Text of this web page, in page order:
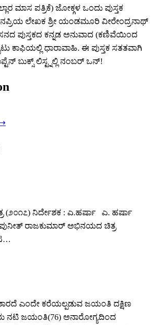
ಮಾಸ ಪತ್ರಿಕೆ) ಜೋಕ್ಗಳ ಒಂದು ಪುಸ್ತಕ
ಲೇಖಕ ಶ್ರೀ ಯಂಡಮೂರಿ ವೀರೇಂದ್ರನಾಥ್
ಪುಸ್ತಕದ ಕನ್ನಡ ಅನುವಾದ (ಕಣಿವೆಯಿಂದ
ಕಾಫಿಯಲ್ಲಿ ಧಾರಾವಾಹಿ. ಈ ಪುಸ್ತಕ ಸತತವಾಗಿ
ಬುಕ್ಸ್ ಲಿಸ್ಟ್ನಲ್ಲಿ ನಂಬರ್ ಒನ್!
(೨೦೧೭) ನಿರ್ದೇಶಕ : ಎ.ಹರ್ಷಾ ಎ. ಹರ್ಷಾ
ರಾಜಕುಮಾರ್ ಅಭಿನಯದ ಚಿತ್ರ
ಎಂದೇ ಕರೆಯಲ್ಪಡುವ ಜಯಂತಿ ದಕ್ಷಿಣ
ನಟಿ ಜಯಂತಿ(76) ಅನಾರೋಗ್ಯದಿಂದ